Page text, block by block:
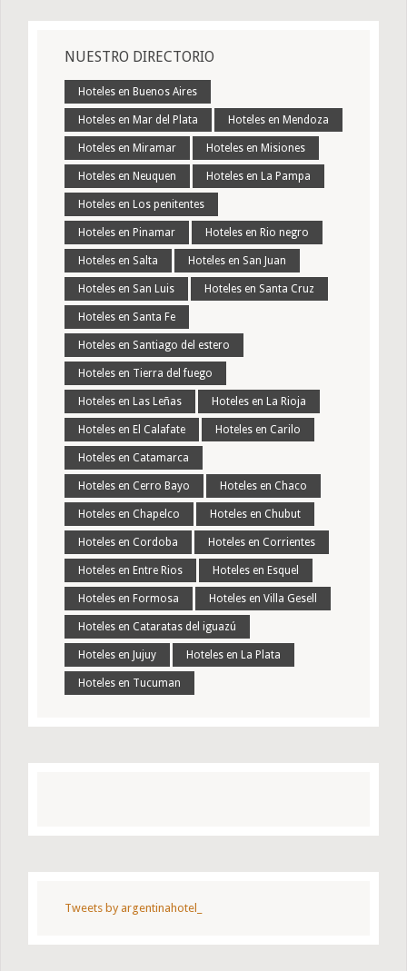
NUESTRO DIRECTORIO
Hoteles en Buenos Aires
Hoteles en Mar del Plata Hoteles en Mendoza
Hoteles en Miramar Hoteles en Misiones
Hoteles en Neuquen Hoteles en La Pampa
Hoteles en Los penitentes
Hoteles en Pinamar Hoteles en Rio negro
Hoteles en Salta Hoteles en San Juan
Hoteles en San Luis Hoteles en Santa Cruz
Hoteles en Santa Fe
Hoteles en Santiago del estero
Hoteles en Tierra del fuego
Hoteles en Las Leñas Hoteles en La Rioja
Hoteles en El Calafate Hoteles en Carilo
Hoteles en Catamarca
Hoteles en Cerro Bayo Hoteles en Chaco
Hoteles en Chapelco Hoteles en Chubut
Hoteles en Cordoba Hoteles en Corrientes
Hoteles en Entre Rios Hoteles en Esquel
Hoteles en Formosa Hoteles en Villa Gesell
Hoteles en Cataratas del iguazú
Hoteles en Jujuy Hoteles en La Plata
Hoteles en Tucuman
Tweets by argentinahotel_